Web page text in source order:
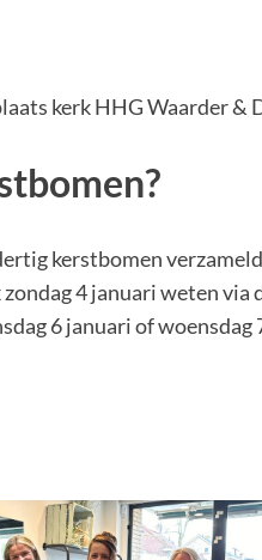
kerk HHG Waarder &
kerstbomen
4 januari weten via
6 januari of woensdag